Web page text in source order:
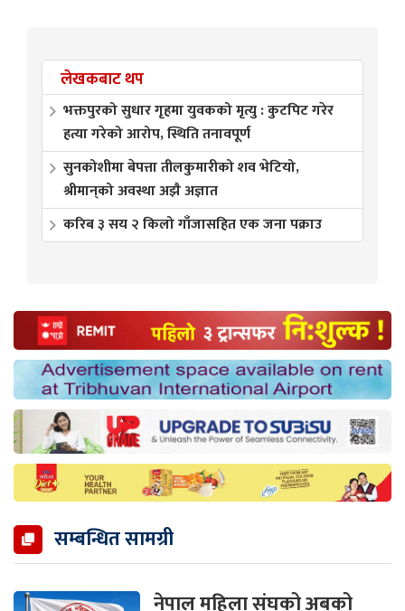
लेखकबाट थप
भक्तपुरको सुधार गृहमा युवकको मृत्यु : कुटपिट गरेर
हत्या गरेको आरोप, स्थिति तनावपूर्ण
सुनकोशीमा बेपत्ता तीलकुमारीको शव भेटियो,
श्रीमान्‌को अवस्था अझै अज्ञात
करिब ३ सय २ किलो गाँजासहित एक जना पक्राउ
सम्बन्धित सामग्री
नेपाल महिला संघको अबको